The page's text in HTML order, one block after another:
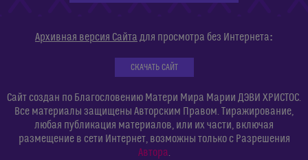
Архивная версия Сайта для просмотра без Интернета:
СКАЧАТЬ САЙТ
Сайт создан по Благословению Матери Мира Марии ДЭВИ ХРИСТОС.
Все материалы защищены Авторским Правом. Тиражирование,
любая публикация материалов, или их части, включая
размещение в сети Интернет, возможны только с Разрешения
Автора.